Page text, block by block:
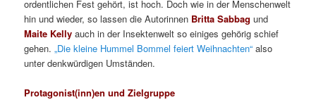
ordentlichen Fest gehört, ist hoch. Doch wie in der Menschenwelt
hin und wieder, so lassen die Autorinnen Britta Sabbag und
Maite Kelly auch in der Insektenwelt so einiges gehörig schief
gehen.„Die kleine Hummel Bommel feiert Weihnachten“ also
unter denkwürdigen Umständen.
Protagonist(inn)en und Zielgruppe